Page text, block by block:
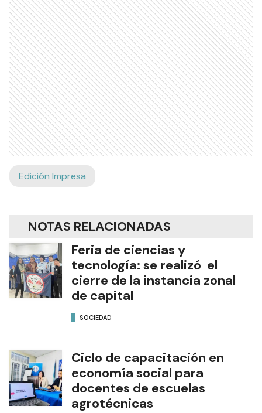
Edición Impresa
NOTAS RELACIONADAS
Feria de ciencias y
tecnología: se realizó el
cierre de la instancia zonal
de capital
SOCIEDAD
Ciclo de capacitación en
economía social para
docentes de escuelas
agrotécnicas